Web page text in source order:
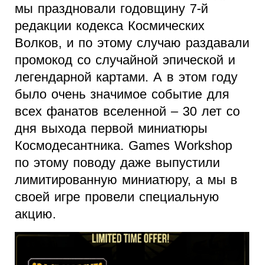
мы праздновали годовщину 7-й
редакции кодекса Космических
Волков, и по этому случаю раздавали
промокод со случайной эпической и
легендарной картами. А в этом году
было очень значимое событие для
всех фанатов вселенной – 30 лет со
дня выхода первой миниатюры
Космодесантника. Games Workshop
по этому поводу даже выпустили
лимитированную миниатюру, а мы в
своей игре провели специальную
акцию.